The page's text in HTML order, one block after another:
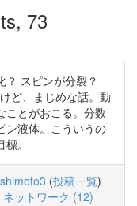
73
？ スピンが分裂？
ど、まじめな話。動
ことがおこる。分数
ン液体。こういうの
。
(投稿一覧)
ネットワーク (12)